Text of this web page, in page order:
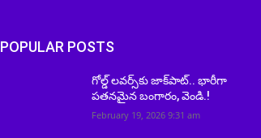
POPULAR POSTS
గోల్డ్ లవర్స్‌కు జాక్‌పాట్.. భారీగా
పతనమైన బంగారం, వెండి.!
February 19, 2026 9:31 am